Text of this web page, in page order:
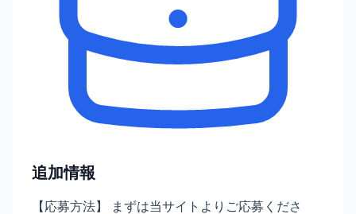
追加情報
【応募方法】 まずは当サイトよりご応募くださ